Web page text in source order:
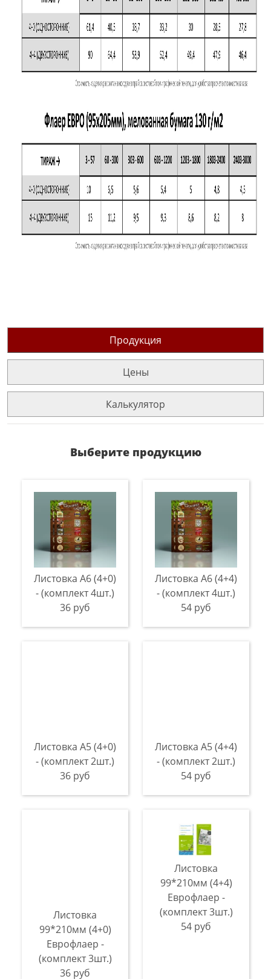
Продукция
Цены
Калькулятор
Выберите продукцию
Листовка А6 (4+0)
- (комплект 4шт.)
36 руб
Листовка А6 (4+4)
- (комплект 4шт.)
54 руб
Листовка А5 (4+0)
- (комплект 2шт.)
36 руб
Листовка А5 (4+4)
- (комплект 2шт.)
54 руб
Листовка
99*210мм (4+0)
Еврофлаер -
(комплект 3шт.)
36 руб
Листовка
99*210мм (4+4)
Еврофлаер -
(комплект 3шт.)
54 руб